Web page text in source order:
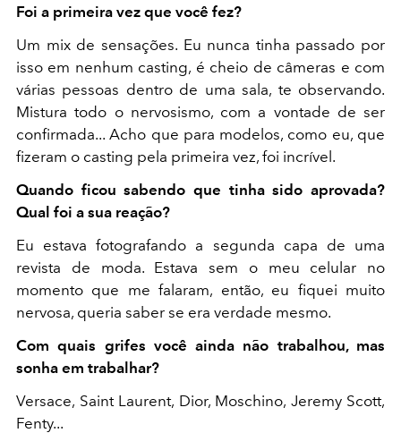
Foi a primeira vez que você fez?
Um mix de sensações. Eu nunca tinha passado por
isso em nenhum casting, é cheio de câmeras e com
várias pessoas dentro de uma sala, te observando.
Mistura todo o nervosismo, com a vontade de ser
confirmada... Acho que para modelos, como eu, que
fizeram o casting pela primeira vez, foi incrível.
Quando ficou sabendo que tinha sido aprovada?
Qual foi a sua reação?
Eu estava fotografando a segunda capa de uma
revista de moda. Estava sem o meu celular no
momento que me falaram, então, eu fiquei muito
nervosa, queria saber se era verdade mesmo.
Com quais grifes você ainda não trabalhou, mas
sonha em trabalhar?
Versace, Saint Laurent, Dior, Moschino, Jeremy Scott,
Fenty...